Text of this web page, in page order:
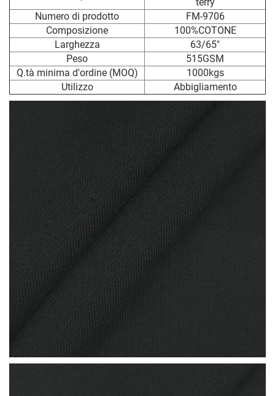
terry
Numero di prodotto
FM-9706
Composizione
100%COTONE
Larghezza
63/65"
Peso
515GSM
Q.tà minima d'ordine (MOQ)
1000kgs
Utilizzo
Abbigliamento